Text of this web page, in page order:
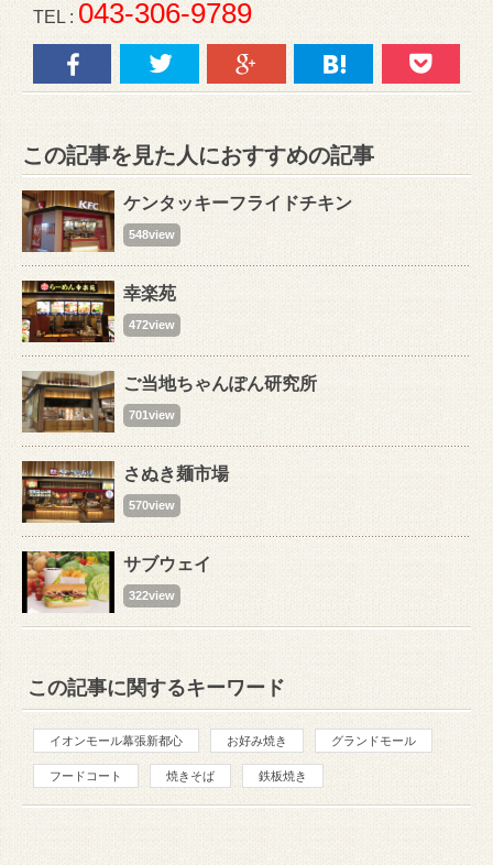
TEL : 043-306-9789
この記事を見た人におすすめの記事
ケンタッキーフライドチキン
548view
幸楽苑
472view
ご当地ちゃんぽん研究所
701view
さぬき麺市場
570view
サブウェイ
322view
この記事に関するキーワード
イオンモール幕張新都心 お好み焼き グランドモール
フードコート 焼きそば 鉄板焼き